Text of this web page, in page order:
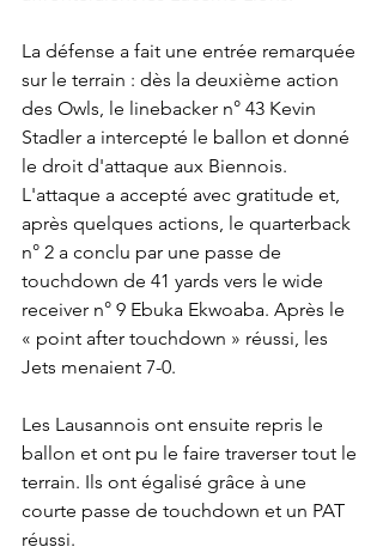
La défense a fait une entrée remarquée
sur le terrain : dès la deuxième action
des Owls, le linebacker n° 43 Kevin
Stadler a intercepté le ballon et donné
le droit d'attaque aux Biennois.
L'attaque a accepté avec gratitude et,
après quelques actions, le quarterback
n° 2 a conclu par une passe de
touchdown de 41 yards vers le wide
receiver n° 9 Ebuka Ekwoaba. Après le
« point after touchdown » réussi, les
Jets menaient 7-0.
Les Lausannois ont ensuite repris le
ballon et ont pu le faire traverser tout le
terrain. Ils ont égalisé grâce à une
courte passe de touchdown et un PAT
réussi.